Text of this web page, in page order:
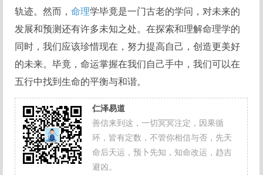
轨迹。然而，命理学毕竟是一门古老的学问，对未来的
发展和预测还有许多未知之处。在探索和理解命理学的
同时，我们应该珍惜现在，努力提高自己，创造更美好
的未来。毕竟，命运掌握在我们自己手中，我们可以在
五行中找到生命的平衡与和谐。
仁泽易道
善信来到这，一切冥冥注定，因果循
环，皆有定数，不管你相信与否，先天
命后天运，预卜先知，知命改运，趋吉
避凶。